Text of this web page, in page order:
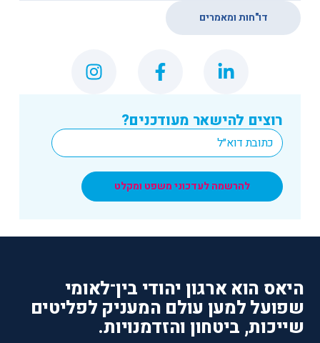
רוצים להישאר מעודכנים?
Email
*
להרשמה לעדכוני משפט ומקלט
דו"חות ומאמרים
היאס הוא ארגון יהודי בין־לאומי
שפועל למען עולם המעניק לפליטים
שייכות, ביטחון והזדמנויות.